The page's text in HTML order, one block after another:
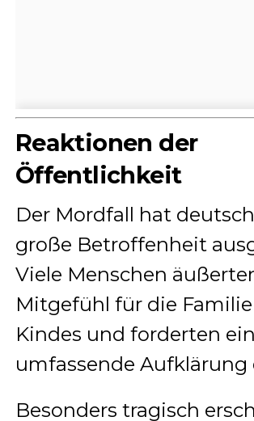
Reaktionen der
Öffentlichkeit
Der Mordfall hat
große Betroffenheit
Viele Menschen
Mitgefühl für die
Kindes und forderten
umfassende Aufklärung
Besonders tragisch